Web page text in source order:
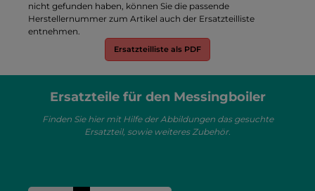
nicht gefunden haben, können Sie die passende
Herstellernummer zum Artikel auch der Ersatzteilliste
entnehmen.
Ersatzteilliste als PDF
Ersatzteile für den Messingboiler
Finden Sie hier mit Hilfe der Abbildungen das gesuchte
Ersatzteil, sowie weiteres Zubehör.